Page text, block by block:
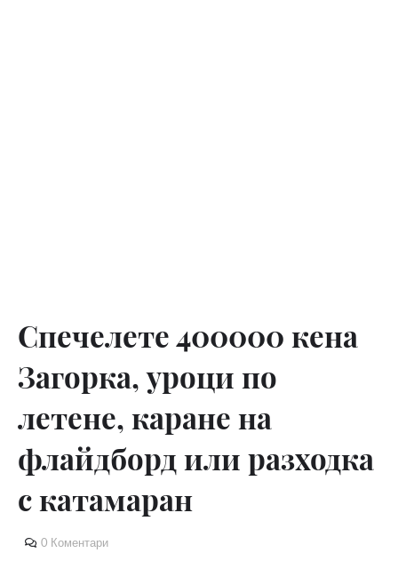
Спечелете 400000 кена
Загорка, уроци по
летене, каране на
флайдборд или разходка
с катамаран
0 Коментари